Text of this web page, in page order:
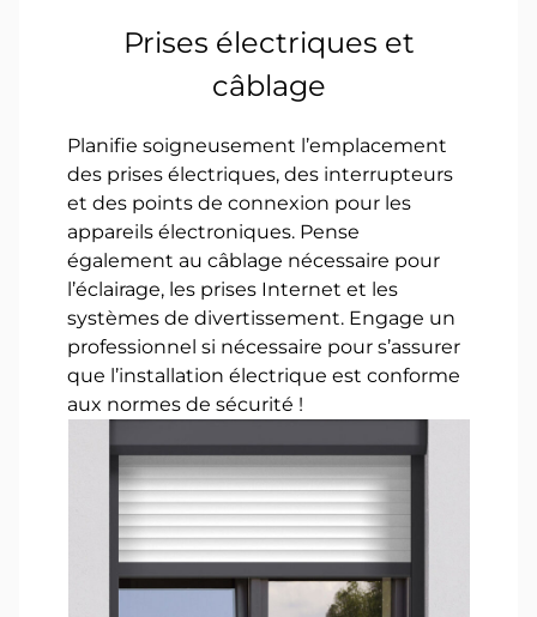
Prises électriques et
câblage
Planifie soigneusement l’emplacement
des prises électriques, des interrupteurs
et des points de connexion pour les
appareils électroniques. Pense
également au câblage nécessaire pour
l’éclairage, les prises Internet et les
systèmes de divertissement. Engage un
professionnel si nécessaire pour s’assurer
que l’installation électrique est conforme
aux normes de sécurité !